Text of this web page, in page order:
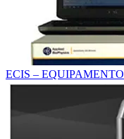
ECIS – EQUIPAMENTO